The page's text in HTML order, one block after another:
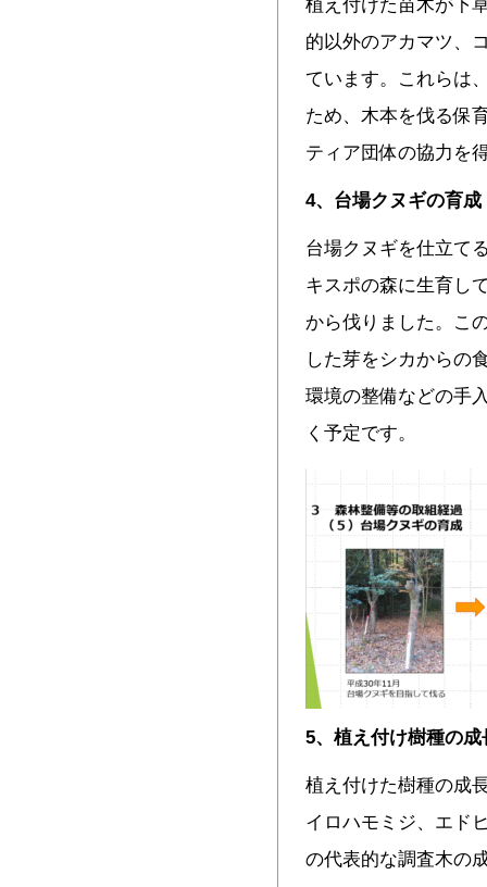
植え付けた苗木が下
的以外のアカマツ、
ています。これらは
ため、木本を伐る保
ティア団体の協力を
4、台場クヌギの育成
台場クヌギを仕立て
キスポの森に生育し
から伐りました。こ
した芽をシカからの
環境の整備などの手
く予定です。
5、植え付け樹種の成
植え付けた樹種の成
イロハモミジ、エド
の代表的な調査木の